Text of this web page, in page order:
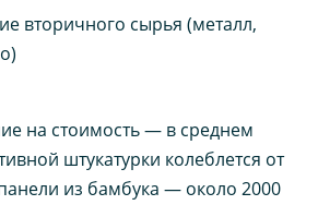
вторичного сырья (металл,
на стоимость — в среднем
штукатурки колеблется от
из бамбука — около 2000